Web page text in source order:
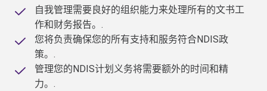
自我管理需要良好的组织能力来处理所有的文书工
作和财务报告。.
您将负责确保您的所有支持和服务符合NDIS政
策。.
管理您的NDIS计划义务将需要额外的时间和精
力。.